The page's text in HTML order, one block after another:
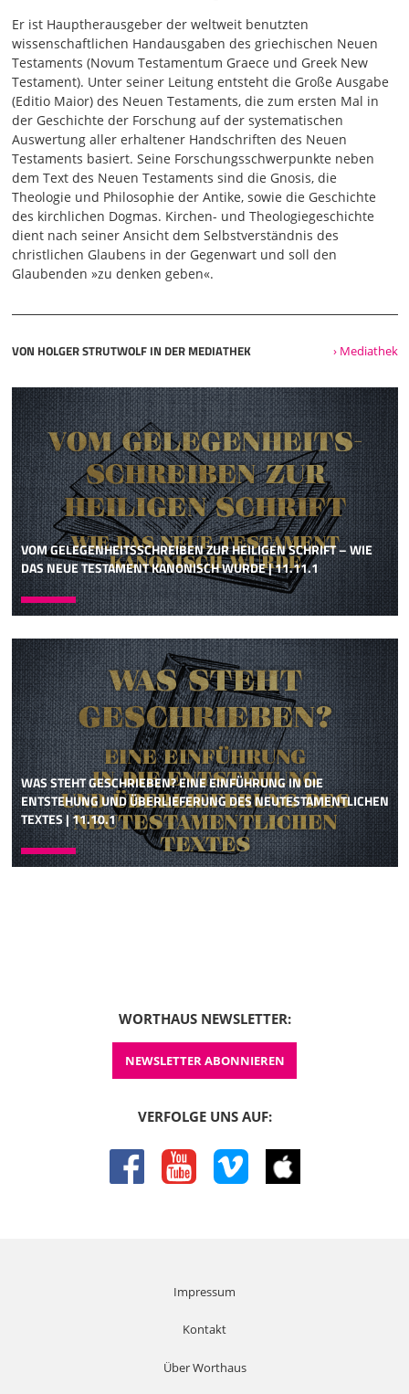
Er ist Hauptherausgeber der weltweit benutzten
wissenschaftlichen Handausgaben des griechischen Neuen
Testaments (Novum Testamentum Graece und Greek New
Testament). Unter seiner Leitung entsteht die Große Ausgabe
(Editio Maior) des Neuen Testaments, die zum ersten Mal in
der Geschichte der Forschung auf der systematischen
Auswertung aller erhaltener Handschriften des Neuen
Testaments basiert. Seine Forschungsschwerpunkte neben
dem Text des Neuen Testaments sind die Gnosis, die
Theologie und Philosophie der Antike, sowie die Geschichte
des kirchlichen Dogmas. Kirchen- und Theologiegeschichte
dient nach seiner Ansicht dem Selbstverständnis des
christlichen Glaubens in der Gegenwart und soll den
Glaubenden »zu denken geben«.
VON HOLGER STRUTWOLF IN DER MEDIATHEK › Mediathek
VOM GELEGENHEITSSCHREIBEN ZUR HEILIGEN SCHRIFT – WIE
DAS NEUE TESTAMENT KANONISCH WURDE | 11.11.1
WAS STEHT GESCHRIEBEN? EINE EINFÜHRUNG IN DIE
ENTSTEHUNG UND ÜBERLIEFERUNG DES NEUTESTAMENTLICHEN
TEXTES | 11.10.1
WORTHAUS NEWSLETTER:
NEWSLETTER ABONNIEREN
VERFOLGE UNS AUF:
facebook youtube vimeo itunes
Impressum
Kontakt
Über Worthaus